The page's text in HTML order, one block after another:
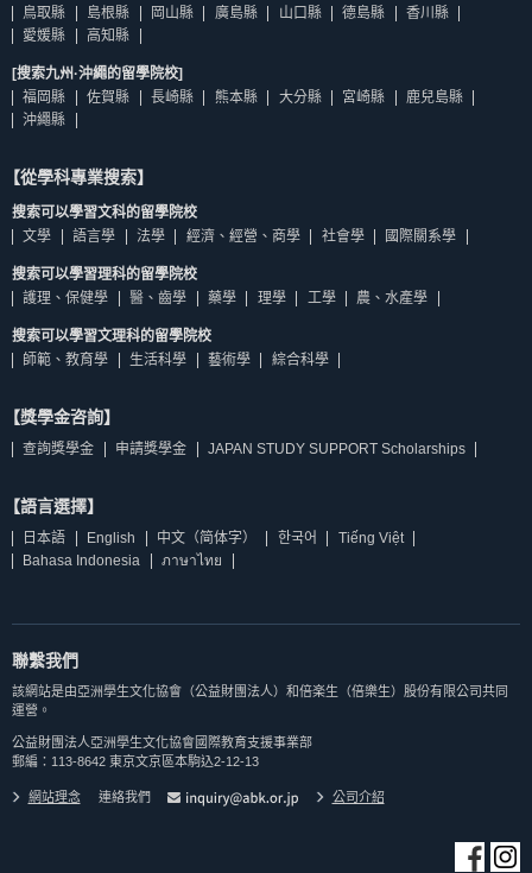
鳥取縣
島根縣 岡山縣 廣島縣 山口縣 德島縣
香川縣
愛媛縣
高知縣
[搜索九州·沖繩的留學院校]
福岡縣
佐賀縣 長崎縣 熊本縣 大分縣 宮崎縣
鹿兒島縣
沖繩縣
【從學科專業搜索】
搜索可以學習文科的留學院校
文學
語言學 法學 經濟、經營、商學 社會學 國際關系學
搜索可以學習理科的留學院校
護理、保健學
醫、齒學 藥學 理學 工學 農、水產學
搜索可以學習文理科的留學院校
師範、教育學
生活科學 藝術學 綜合科學
【獎學金咨詢】
查詢獎學金 申請獎學金 JAPAN STUDY SUPPORT Scholarships
【語言選擇】
日本語 English 中文（简体字） 한국어
Tiếng Việt
Bahasa Indonesia
ภาษาไทย
聯繫我們
該網站是由亞洲學生文化協會（公益財團法人）和倍楽生（倍樂生）股份有限公司共同
運營。
公益財團法人亞洲學生文化協會國際教育支援事業部
郵編：113-8642 東京文京區本駒込2-12-13
網站理念 連絡我們 公司介紹